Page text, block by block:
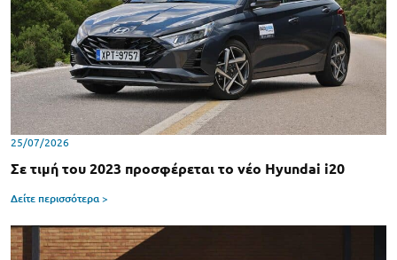
25/07/2026
Σε τιμή του 2023 προσφέρεται το νέο Hyundai i20
Δείτε περισσότερα >